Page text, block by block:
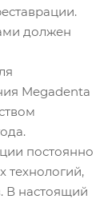
должен
Megadenta
постоянно
технологий,
В настоящий